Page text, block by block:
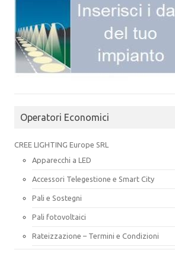
Operatori Economici
CREE LIGHTING Europe SRL
Apparecchi a LED
Accessori Telegestione e Smart City
Pali e Sostegni
Pali fotovoltaici
Rateizzazione – Termini e Condizioni